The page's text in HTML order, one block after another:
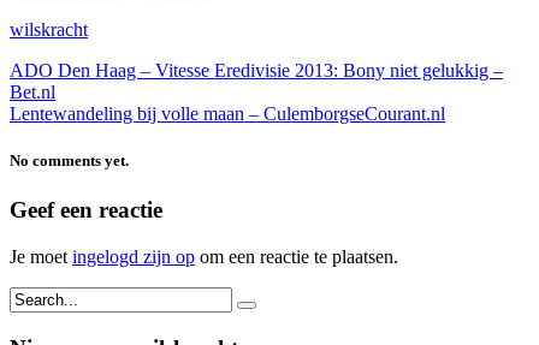
wilskracht
ADO Den Haag – Vitesse Eredivisie 2013: Bony niet gelukkig –
Bet.nl
Lentewandeling bij volle maan – CulemborgseCourant.nl
No comments yet.
Geef een reactie
Je moet ingelogd zijn op om een reactie te plaatsen.